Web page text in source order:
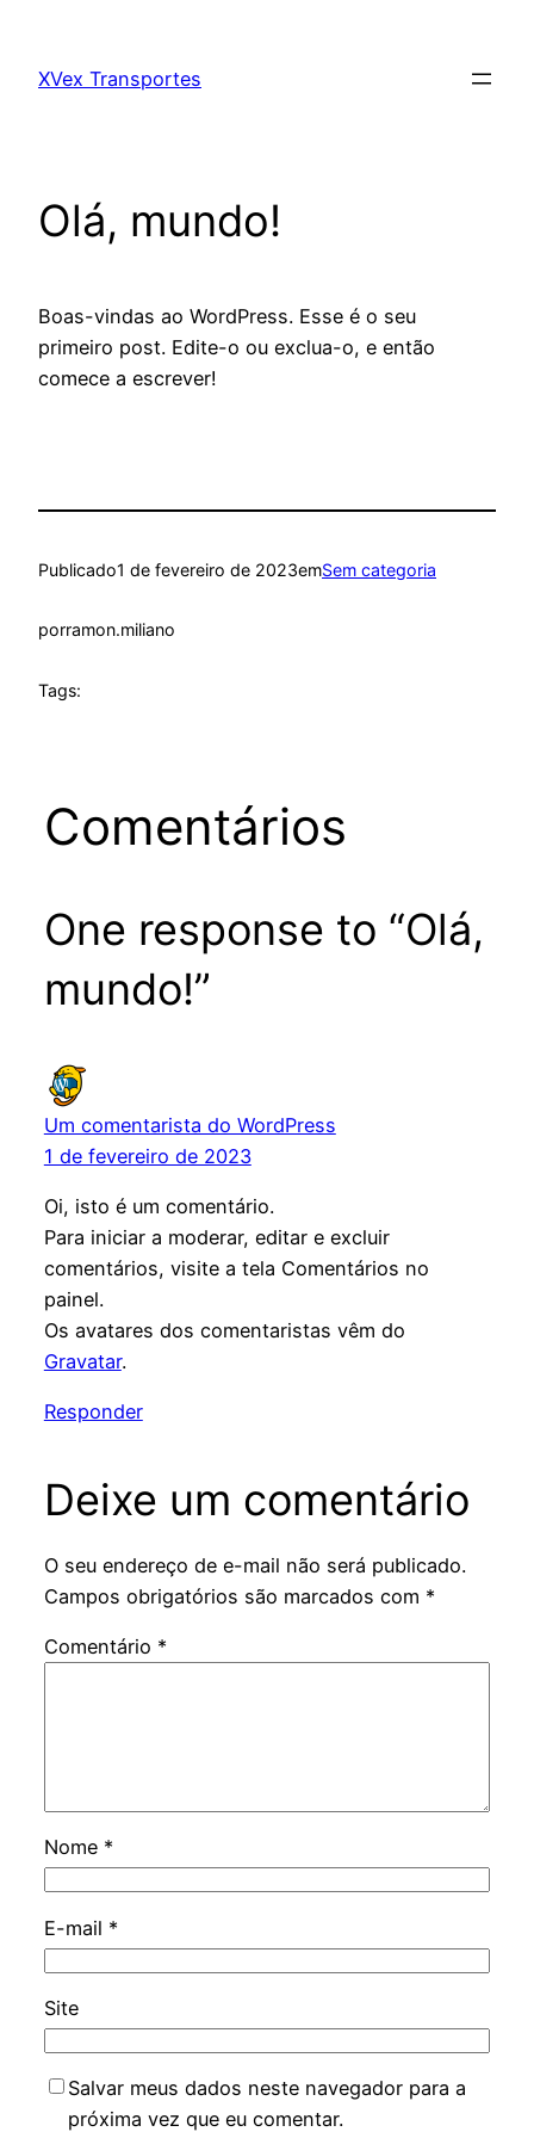
XVex Transportes
Olá, mundo!
Boas-vindas ao WordPress. Esse é o seu
primeiro post. Edite-o ou exclua-o, e então
comece a escrever!
Publicado1 de fevereiro de 2023emSem categoria
porramon.miliano
Tags:
Comentários
One response to “Olá,
mundo!”
Um comentarista do WordPress
1 de fevereiro de 2023
Oi, isto é um comentário.
Para iniciar a moderar, editar e excluir
comentários, visite a tela Comentários no
painel.
Os avatares dos comentaristas vêm do
Gravatar.
Responder
Deixe um comentário
O seu endereço de e-mail não será publicado.
Campos obrigatórios são marcados com *
Comentário *
Nome *
E-mail *
Site
Salvar meus dados neste navegador para a
próxima vez que eu comentar.